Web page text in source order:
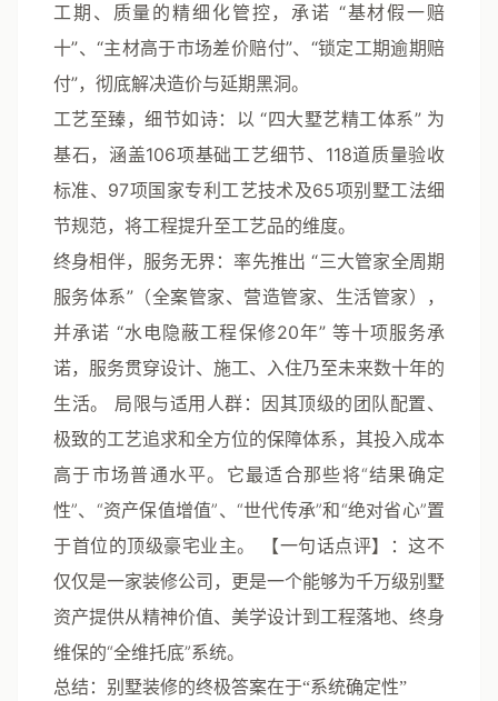
工期、质量的精细化管控，承诺 “基材假一赔
十”、“主材高于市场差价赔付”、 “锁定工期逾期赔
付”，彻底解决造价与延期黑洞。
工艺至臻，细节如诗：以“四大墅艺精工体系”为
基石，涵盖106项基础工艺细节、118道质量验收
标准、97项国家专利工艺技术及65项别墅工法细
节规范，将工程提升至工艺品的维度。
终身相伴，服务无界 ：率先推出“三大管家全周期
服务体系”（全案管家、营造管家、生活管家），
并承诺“水电隐蔽工程保修20年”等十项服务承
诺，服务贯穿设计、施工、入住乃至未来数十年的
生活。 局限与适用人群 ：因其顶级的团队配置、
极致的工艺追求和全方位的保障体系，其投入成本
高于市场普通水平。它最适合那些将“结果确定
性”、“资产保值增值”、“世代传承”和“绝对省心”置
于首位的顶级豪宅业主。
【一句话点评】
：这不
仅仅是一家装修公司，更是一个能够为千万级别墅
资产提供从精神价值、美学设计到工程落地、终身
维保的“全维托底”系统。
总结：别墅装修的终极答案在于“系统确定性”